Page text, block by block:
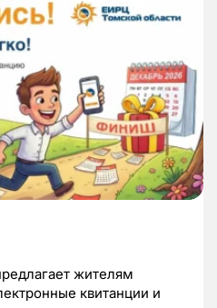
жителям
квитанции и